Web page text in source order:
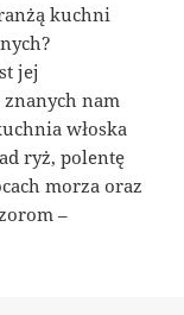
kuchni
jej
nam
włoska
ryż, polentę
morza oraz
–